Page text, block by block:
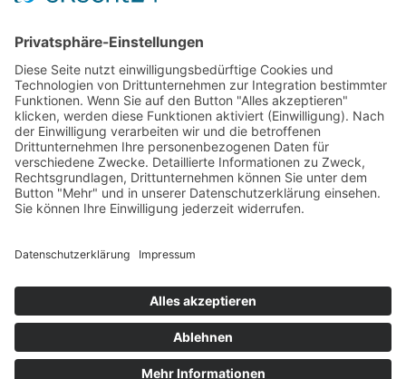
Aktuelle Nachrichten aus dem MKK-Kreis.
Kontaktiere uns:team@mkk-echo.de
JetztBericht einreichen
Folge uns auf SocialMedia
© All rights reserved Main-Kinzig Echo